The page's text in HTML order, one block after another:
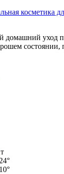
косметика
домашний уход
состоянии,
24°
10°